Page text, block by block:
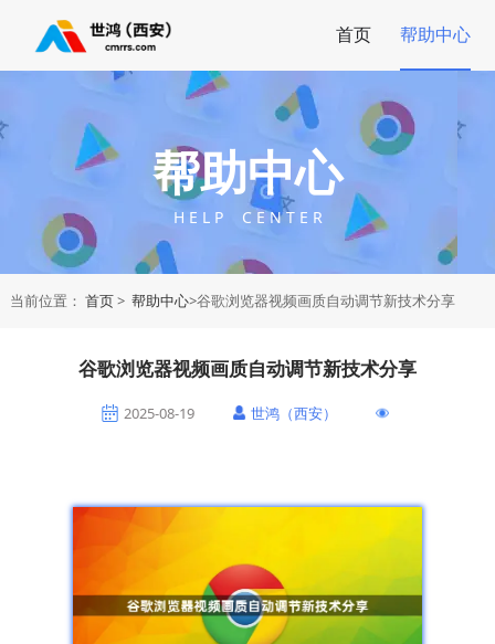
首页 帮助中心
帮助中心
H E L P C E N T E R
当前位置： 首页> 帮助中心>谷歌浏览器视频画质自动调节新技术分享
谷歌浏览器视频画质自动调节新技术分享
2025-08-19 世鸿（西安）